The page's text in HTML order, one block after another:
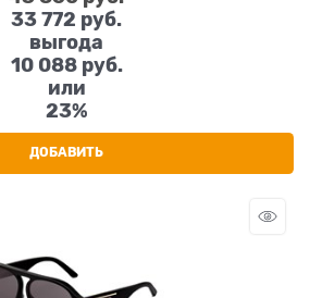
33 772 руб.
выгода
10 088 руб.
или
23%
ДОБАВИТЬ